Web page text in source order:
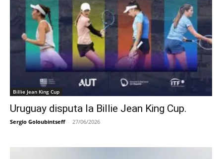
Billie Jean King Cup
Uruguay disputa la Billie Jean King Cup.
Sergio Goloubintseff - 27/06/2026